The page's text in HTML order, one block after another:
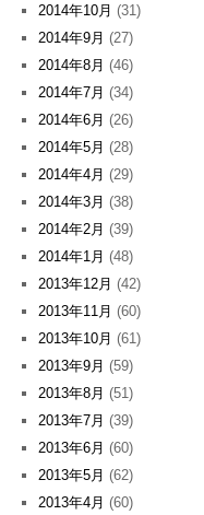
2014年10月 (31)
2014年9月 (27)
2014年8月 (46)
2014年7月 (34)
2014年6月 (26)
2014年5月 (28)
2014年4月 (29)
2014年3月 (38)
2014年2月 (39)
2014年1月 (48)
2013年12月 (42)
2013年11月 (60)
2013年10月 (61)
2013年9月 (59)
2013年8月 (51)
2013年7月 (39)
2013年6月 (60)
2013年5月 (62)
2013年4月 (60)